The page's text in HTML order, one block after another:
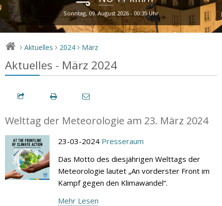
Sonntag, 09. August 2026 - 00:35 Uhr
> Aktuelles > 2024 > März
Aktuelles - März 2024
Welttag der Meteorologie am 23. März 2024
23-03-2024 Presseraum
Das Motto des diesjährigen Welttags der
Meteorologie lautet „An vorderster Front im
Kampf gegen den Klimawandel“.
Mehr Lesen